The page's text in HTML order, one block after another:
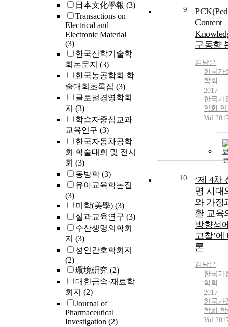
日本文化學報 (3)
Transactions on
Electrical and
Electronic Material
(3)
한국산학기술학
회논문지 (3)
한국농공학회 학
술대회초록집 (3)
글로벌경영학회
지 (3)
학습자중심교과
교육연구 (3)
한국자동차공학
회 학술대회 및 전시
회 (3)
동방학 (3)
유아교육학논집
(3)
미학(美學) (3)
실과교육연구 (3)
수산생명의학회
지 (3)
성인간호학회지
(2)
環境硏究 (2)
대한금속·재료학
회지 (2)
Journal of
Pharmaceutical
Investigation (2)
9
Content
구동향
김남은
한국가
학회
2017
한국가
학회
10
‘제 4차
명 시대
와 가정
활 교육
방향성
고찰’에
론
김남은
한국가
학회
2017
한국가
학회